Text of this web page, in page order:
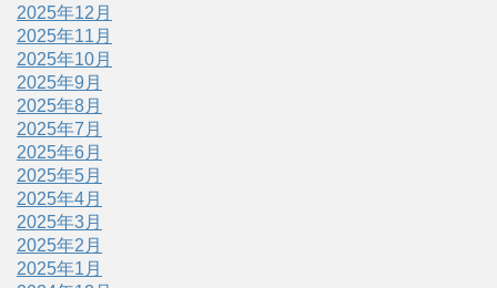
2025年12月
2025年11月
2025年10月
2025年9月
2025年8月
2025年7月
2025年6月
2025年5月
2025年4月
2025年3月
2025年2月
2025年1月